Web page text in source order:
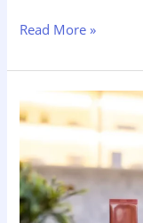
10
SEO
Surabaya:
Dominasi
Maps
untuk
UMKM
Read More »